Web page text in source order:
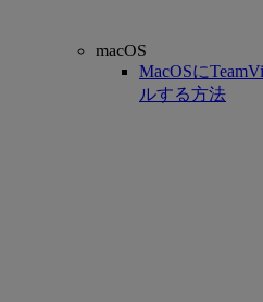
macOS
MacOSに
ルする方法